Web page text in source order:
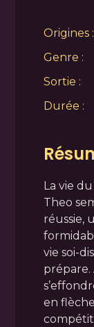
Origines :
Genre :
Sortie :
Durée :
La vie
Theo
réussie,
vie soi-
prépare.
en